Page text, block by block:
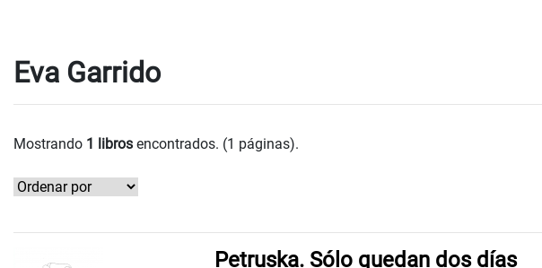
Eva Garrido
Mostrando 1 libros encontrados. (1 páginas).
Petruska. Sólo quedan dos días